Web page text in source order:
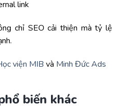
link
chỉ SEO cải thiện mà tỷ lệ
viện MIB và Minh Đức Ads
biến khác